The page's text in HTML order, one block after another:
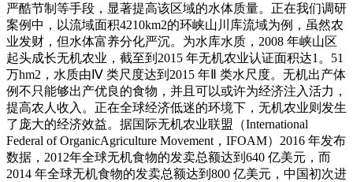
严酷节制等手段，显著提高该区域的水体质量。正在我们调研
案例中，以流域面积4210km2的环峡山川库流域为例，虽然农
业发财，但水体富养分化严沉。为水库水质，2008 年峡山区
起头成长无机农业，截至到2015 年无机农业认证面积达1。51
万hm2，水质由Ⅳ 类尺度达到2015 年Ⅱ 类水尺度。无机出产体
例不只能够出产优良的食物，并且可以或许为经济注入活力，
提高农人收入。正在全球经济低迷的环境下，无机农业则发生
了庞大的经济效益。据国际无机农业联盟（International
Federal of OrganicAgriculture Movement，IFOAM）2016 年发布
数据，2012年全球无机食物的发卖总额达到640 亿美元，而
2014 年全球无机食物的发卖总额达到800 亿美元，中国初次进